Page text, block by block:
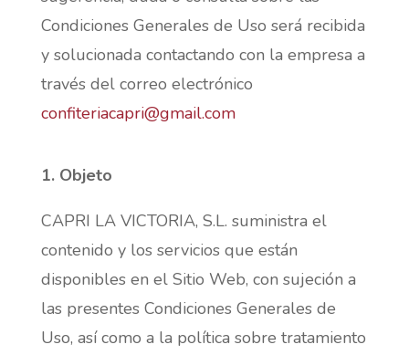
Condiciones Generales de Uso será recibida
y solucionada contactando con la empresa a
través del correo electrónico
confiteriacapri@gmail.com
1. Objeto
CAPRI LA VICTORIA, S.L. suministra el
contenido y los servicios que están
disponibles en el Sitio Web, con sujeción a
las presentes Condiciones Generales de
Uso, así como a la política sobre tratamiento